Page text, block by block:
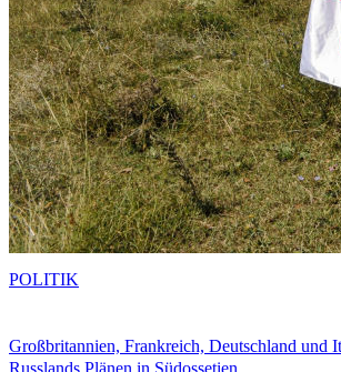
Großbritannien, Frankreich, Deutschland und
POLITIK